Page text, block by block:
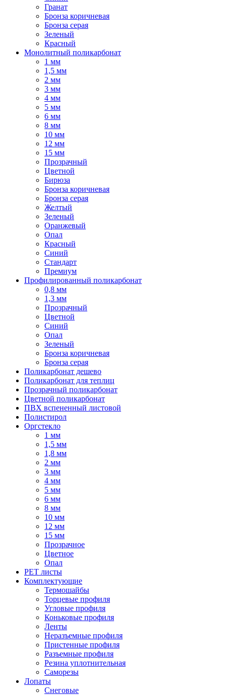
Гранат
Бронза коричневая
Бронза серая
Зеленый
Красный
Монолитный поликарбонат
1 мм
1,5 мм
2 мм
3 мм
4 мм
5 мм
6 мм
8 мм
10 мм
12 мм
15 мм
Прозрачный
Цветной
Бирюза
Бронза коричневая
Бронза серая
Желтый
Зеленый
Оранжевый
Опал
Красный
Синий
Стандарт
Премиум
Профилированный поликарбонат
0,8 мм
1,3 мм
Прозрачный
Цветной
Синий
Опал
Зеленый
Бронза коричневая
Бронза серая
Поликарбонат дешево
Поликарбонат для теплиц
Прозрачный поликарбонат
Цветной поликарбонат
ПВХ вспененный листовой
Полистирол
Оргстекло
1 мм
1,5 мм
1,8 мм
2 мм
3 мм
4 мм
5 мм
6 мм
8 мм
10 мм
12 мм
15 мм
Прозрачное
Цветное
Опал
PET листы
Комплектующие
Термошайбы
Торцевые профиля
Угловые профиля
Коньковые профиля
Ленты
Неразъемные профиля
Пристенные профиля
Разъемные профиля
Резина уплотнительная
Саморезы
Лопаты
Снеговые